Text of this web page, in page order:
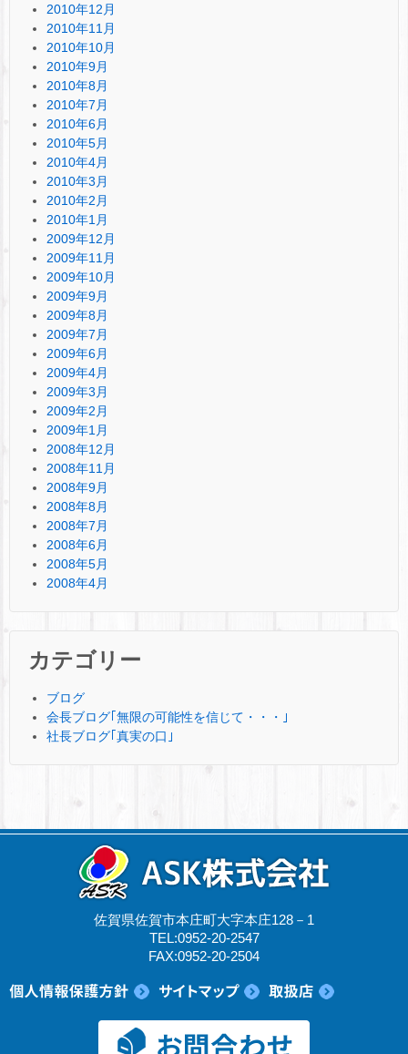
2010年12月
2010年11月
2010年10月
2010年9月
2010年8月
2010年7月
2010年6月
2010年5月
2010年4月
2010年3月
2010年2月
2010年1月
2009年12月
2009年11月
2009年10月
2009年9月
2009年8月
2009年7月
2009年6月
2009年4月
2009年3月
2009年2月
2009年1月
2008年12月
2008年11月
2008年9月
2008年8月
2008年7月
2008年6月
2008年5月
2008年4月
カテゴリー
ブログ
会長ブログ｢無限の可能性を信じて・・・｣
社長ブログ｢真実の口｣
佐賀県佐賀市本庄町大字本庄128－1
TEL:0952-20-2547
FAX:0952-20-2504